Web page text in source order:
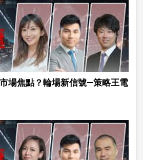
場焦點？輪場新信號—策略王電